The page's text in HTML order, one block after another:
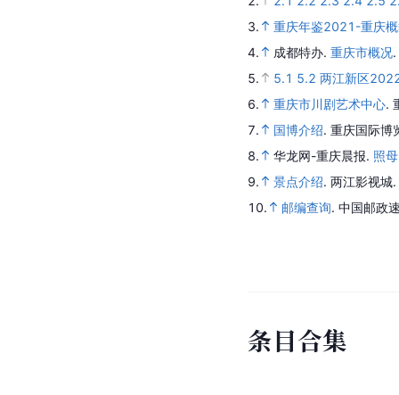
3.
重庆年鉴2021-重庆
4.
成都特办. 重庆市概况.
5.
5.1 5.2 两江新区
6.
重庆市川剧艺术中心.
7.
国博介绍. 重庆国际博
8.
华龙网-重庆晨报. 照
9.
景点介绍. 两江影视城.
10.
邮编查询. 中国邮政
条目合集